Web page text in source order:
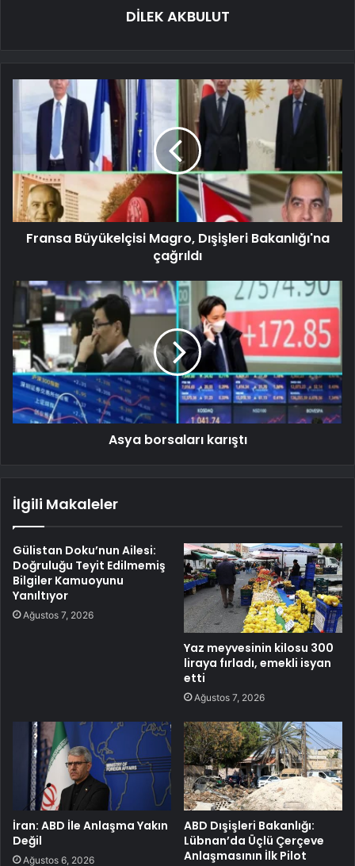
DİLEK AKBULUT
Fransa Büyükelçisi Magro, Dışişleri Bakanlığı'na
çağrıldı
Asya borsaları karıştı
İlgili Makaleler
Gülistan Doku’nun Ailesi:
Doğruluğu Teyit Edilmemiş
Bilgiler Kamuoyunu
Yanıltıyor
Ağustos 7, 2026
Yaz meyvesinin kilosu 300
liraya fırladı, emekli isyan
etti
Ağustos 7, 2026
İran: ABD İle Anlaşma Yakın
Değil
Ağustos 6, 2026
ABD Dışişleri Bakanlığı:
Lübnan’da Üçlü Çerçeve
Anlaşmasının İlk Pilot